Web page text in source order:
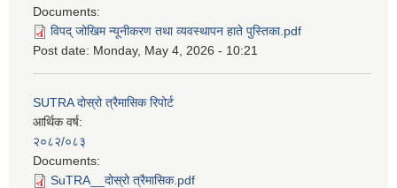
Documents:
विपद् जोखिम न्यूनीकरण तथा व्यवस्थापन हाते पुस्तिका.pdf
Post date: Monday, May 4, 2026 - 10:21
SUTRA दोस्रो त्रैमासिक रिपोर्ट
आर्थिक वर्ष:
२०८२/०८३
Documents:
SuTRA__दोस्रो त्रैमासिक.pdf